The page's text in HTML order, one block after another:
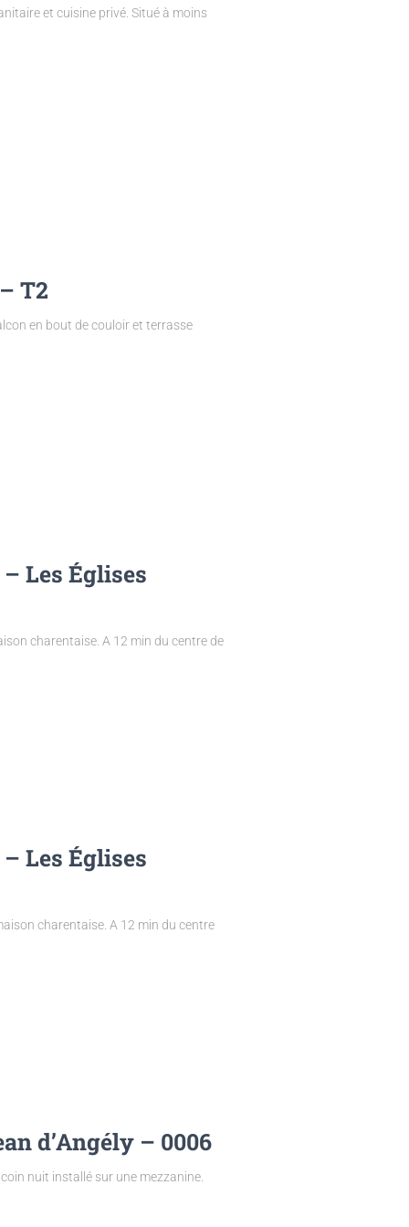
et cuisine privé. Situé à moins
T2
en bout de couloir et terrasse
Les Églises
charentaise. A 12 min du centre de
Les Églises
charentaise. A 12 min du centre
d’Angély – 0006
nuit installé sur une mezzanine.